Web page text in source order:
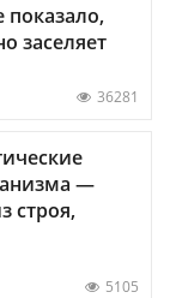
показало,
заселяет
36281
—
строя,
5105